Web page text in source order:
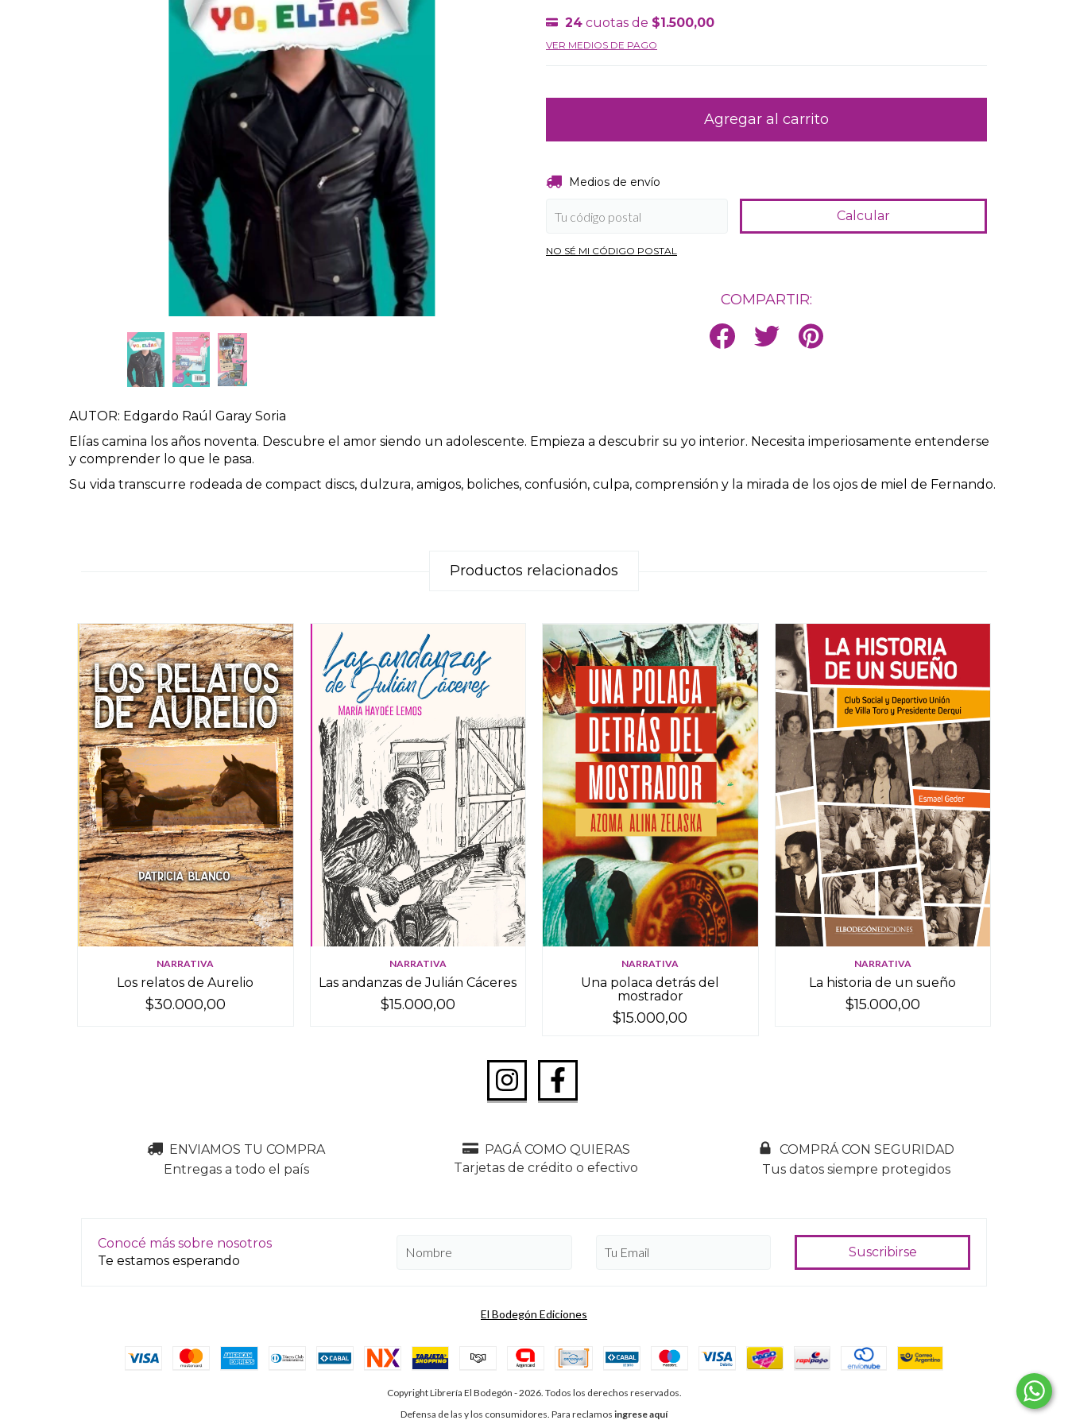
24 cuotas de $1.500,00
VER MEDIOS DE PAGO
Entregas para el CP:
Medios de envío
Calcular
NO SÉ MI CÓDIGO POSTAL
COMPARTIR:
AUTOR: Edgardo Raúl Garay Soria
Elías camina los años noventa. Descubre el amor siendo un adolescente. Empieza a descubrir su yo interior. Necesita imperiosamente entenderse
y comprender lo que le pasa.
Su vida transcurre rodeada de compact discs, dulzura, amigos, boliches, confusión, culpa, comprensión y la mirada de los ojos de miel de Fernando.
Productos relacionados
NARRATIVA
Los relatos de Aurelio
$30.000,00
NARRATIVA
Las andanzas de Julián Cáceres
$15.000,00
NARRATIVA
Una polaca detrás del
mostrador
$15.000,00
NARRATIVA
La historia de un sueño
$15.000,00
ENVIAMOS TU COMPRA
Entregas a todo el país
PAGÁ COMO QUIERAS
Tarjetas de crédito o efectivo
COMPRÁ CON SEGURIDAD
Tus datos siempre protegidos
Conocé más sobre nosotros
Te estamos esperando
El Bodegón Ediciones
Copyright Librería El Bodegón - 2026. Todos los derechos reservados.
Defensa de las y los consumidores. Para reclamos ingrese aquí